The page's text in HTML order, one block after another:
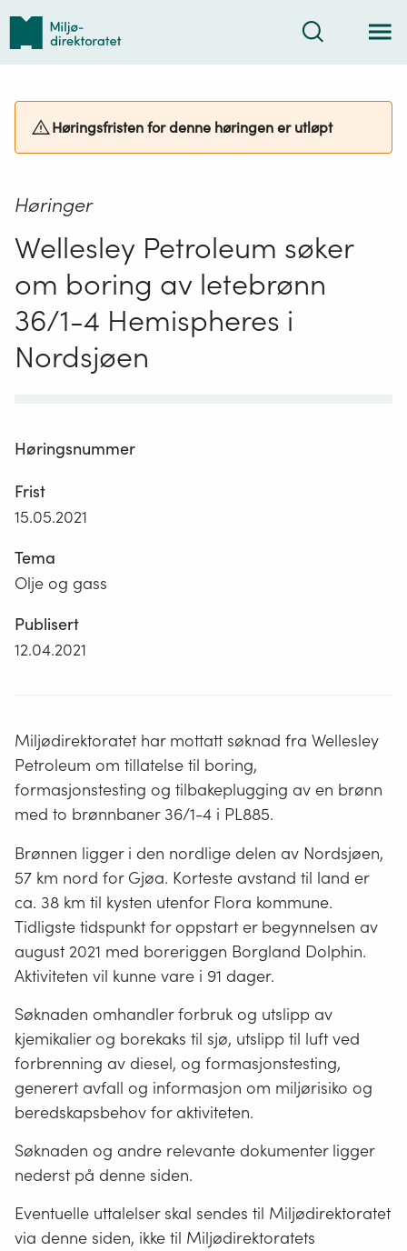
Tilbake
forsiden
Søk
Høringsfristen for denne høringen er utløpt
Høringer
Wellesley Petroleum søker
om boring av letebrønn
36/1-4 Hemispheres i
Nordsjøen
Høringsnummer
Frist
15.05.2021
Tema
Olje og gass
Publisert
12.04.2021
Miljødirektoratet har mottatt søknad fra Wellesley
Petroleum om tillatelse til boring,
formasjonstesting og tilbakeplugging av en brønn
med to brønnbaner 36/1-4 i PL885.
Brønnen ligger i den nordlige delen av Nordsjøen,
57 km nord for Gjøa. Korteste avstand til land er
ca. 38 km til kysten utenfor Flora kommune.
Tidligste tidspunkt for oppstart er begynnelsen av
august 2021 med boreriggen Borgland Dolphin.
Aktiviteten vil kunne vare i 91 dager.
Søknaden omhandler forbruk og utslipp av
kjemikalier og borekaks til sjø, utslipp til luft ved
forbrenning av diesel, og formasjonstesting,
generert avfall og informasjon om miljørisiko og
beredskapsbehov for aktiviteten.
Søknaden og andre relevante dokumenter ligger
nederst på denne siden.
Eventuelle uttalelser skal sendes til Miljødirektoratet
via denne siden, ikke til Miljødirektoratets